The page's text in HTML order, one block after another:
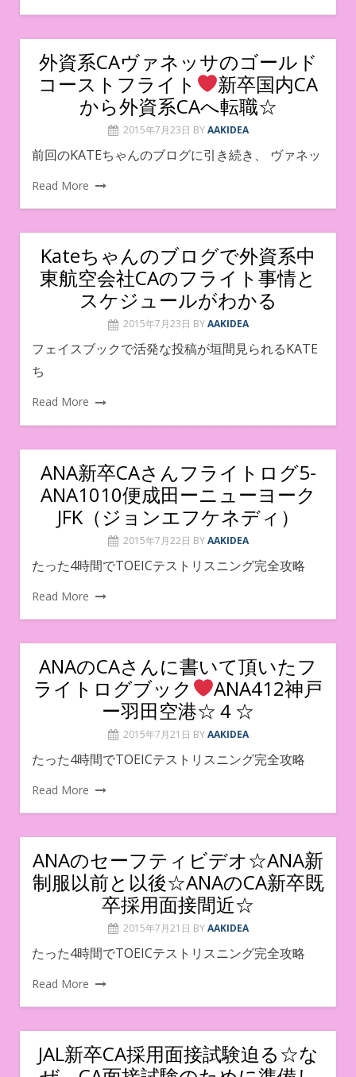
外資系CAヴァネッサのゴールド
コーストフライト
新卒国内CA
から外資系CAへ転職☆
2015年7月23日 BY AAKIDEA
前回のKATEちゃんのブログに引き続き、 ヴァネッ
Read More
Kateちゃんのブログで外資系中
東航空会社CAのフライト事情と
スケジュールがわかる
2015年7月23日 BY AAKIDEA
フェイスブックで活発な投稿が垣間見られるKATE
ち
Read More
ANA新卒CAさんフライトログ5-
ANA1010便成田ーニューヨーク
JFK（ジョンエフケネディ）
2015年7月22日 BY AAKIDEA
たった4時間でTOEICテストリスニング完全攻略
Read More
ANAのCAさんに書いて頂いたフ
ライトログブック
ANA412神戸
ー羽田空港☆４☆
2015年7月21日 BY AAKIDEA
たった4時間でTOEICテストリスニング完全攻略
Read More
ANAのセーフティビデオ☆ANA新
制服以前と以後☆ANAのCA新卒既
卒採用面接間近☆
2015年7月21日 BY AAKIDEA
たった4時間でTOEICテストリスニング完全攻略
Read More
JAL新卒CA採用面接試験迫る☆な